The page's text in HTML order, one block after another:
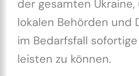
der gesamten
lokalen Behörden und
im Bedarfsfall
leisten zu können.